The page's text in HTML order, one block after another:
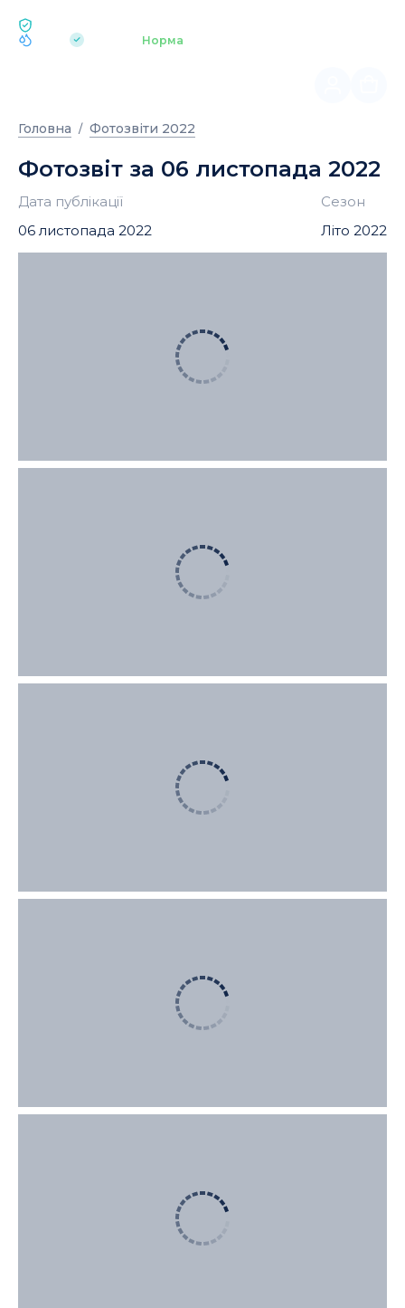
| Норма
Головна Фотозвіти 2022
Фотозвіт за 06 листопада 2022
Дата публікації
06 листопада 2022
Сезон
Літо 2022